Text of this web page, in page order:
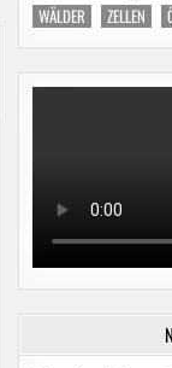
WÄLDER
ZELLEN